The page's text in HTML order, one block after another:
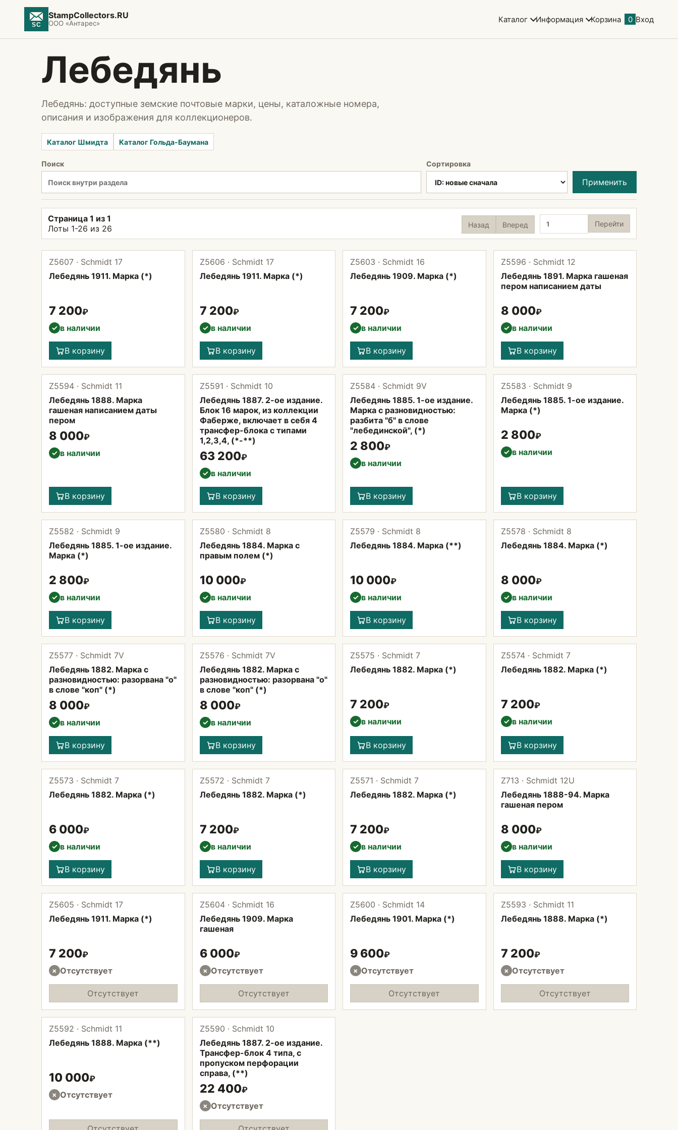
StampCollectors.RU
ООО «Антарес» Каталог Информация Корзина 0 Вход
Лебедянь
Лебедянь: доступные земские почтовые марки, цены, каталожные номера,
описания и изображения для коллекционеров.
Каталог Шмидта Каталог Гольда-Баумана
Поиск Сортировка
Применить
Страница 1 из 1
Лоты 1-26 из 26
Назад Вперед Перейти
Z5607 · Schmidt 17
Лебедянь 1911. Марка (*)
7 200₽
✓ в наличии
В корзину
Z5606 · Schmidt 17
Лебедянь 1911. Марка (*)
7 200₽
✓ в наличии
В корзину
Z5603 · Schmidt 16
Лебедянь 1909. Марка (*)
7 200₽
✓ в наличии
В корзину
Z5596 · Schmidt 12
Лебедянь 1891. Марка гашеная
пером написанием даты
8 000₽
✓ в наличии
В корзину
Z5594 · Schmidt 11
Лебедянь 1888. Марка
гашеная написанием даты
пером
8 000₽
✓ в наличии
В корзину
Z5591 · Schmidt 10
Лебедянь 1887. 2-ое издание.
Блок 16 марок, из коллекции
Фаберже, включает в себя 4
трансфер-блока с типами
1,2,3,4, (*-**)
63 200₽
✓ в наличии
В корзину
Z5584 · Schmidt 9V
Лебедянь 1885. 1-ое издание.
Марка с разновидностью:
разбита "б" в слове
"лебединской", (*)
2 800₽
✓ в наличии
В корзину
Z5583 · Schmidt 9
Лебедянь 1885. 1-ое издание.
Марка (*)
2 800₽
✓ в наличии
В корзину
Z5582 · Schmidt 9
Лебедянь 1885. 1-ое издание.
Марка (*)
2 800₽
✓ в наличии
В корзину
Z5580 · Schmidt 8
Лебедянь 1884. Марка с
правым полем (*)
10 000₽
✓ в наличии
В корзину
Z5579 · Schmidt 8
Лебедянь 1884. Марка (**)
10 000₽
✓ в наличии
В корзину
Z5578 · Schmidt 8
Лебедянь 1884. Марка (*)
8 000₽
✓ в наличии
В корзину
Z5577 · Schmidt 7V
Лебедянь 1882. Марка с
разновидностью: разорвана "о"
в слове "коп" (*)
8 000₽
✓ в наличии
В корзину
Z5576 · Schmidt 7V
Лебедянь 1882. Марка с
разновидностью: разорвана "о"
в слове "коп" (*)
8 000₽
✓ в наличии
В корзину
Z5575 · Schmidt 7
Лебедянь 1882. Марка (*)
7 200₽
✓ в наличии
В корзину
Z5574 · Schmidt 7
Лебедянь 1882. Марка (*)
7 200₽
✓ в наличии
В корзину
Z5573 · Schmidt 7
Лебедянь 1882. Марка (*)
6 000₽
✓ в наличии
В корзину
Z5572 · Schmidt 7
Лебедянь 1882. Марка (*)
7 200₽
✓ в наличии
В корзину
Z5571 · Schmidt 7
Лебедянь 1882. Марка (*)
7 200₽
✓ в наличии
В корзину
Z713 · Schmidt 12U
Лебедянь 1888-94. Марка
гашеная пером
8 000₽
✓ в наличии
В корзину
Z5605 · Schmidt 17
Лебедянь 1911. Марка (*)
7 200₽
× Отсутствует
Отсутствует
Z5604 · Schmidt 16
Лебедянь 1909. Марка
гашеная
6 000₽
× Отсутствует
Отсутствует
Z5600 · Schmidt 14
Лебедянь 1901. Марка (*)
9 600₽
× Отсутствует
Отсутствует
Z5593 · Schmidt 11
Лебедянь 1888. Марка (*)
7 200₽
× Отсутствует
Отсутствует
Z5592 · Schmidt 11
Лебедянь 1888. Марка (**)
10 000₽
× Отсутствует
Z5590 · Schmidt 10
Лебедянь 1887. 2-ое издание.
Трансфер-блок 4 типа, с
пропуском перфорации
справа, (**)
22 400₽
× Отсутствует